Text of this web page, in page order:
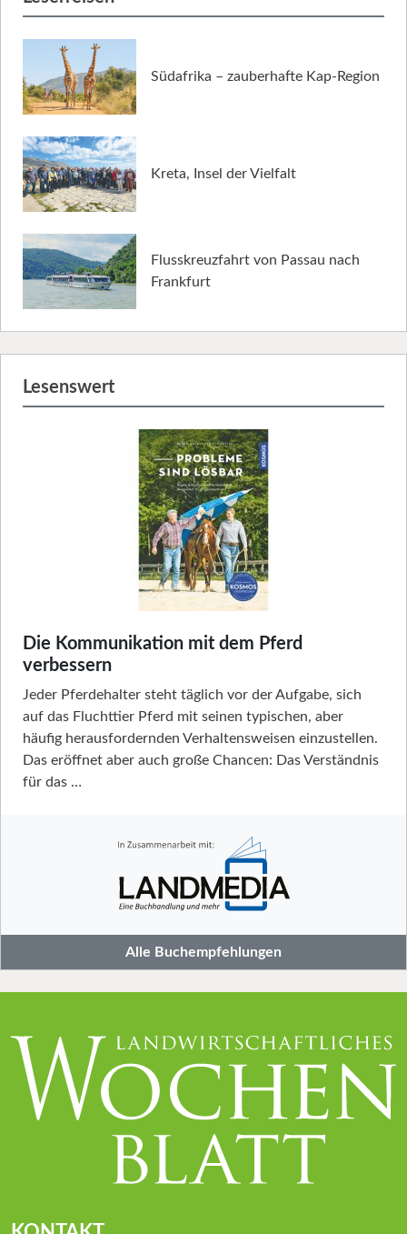
Südafrika – zauberhafte Kap-Region
Kreta, Insel der Vielfalt
Flusskreuzfahrt von Passau nach
Frankfurt
Lesenswert
Die Kommunikation mit dem Pferd
verbessern
Jeder Pferdehalter steht täglich vor der Aufgabe, sich
auf das Fluchttier Pferd mit seinen typischen, aber
häufig herausfordernden Verhaltensweisen einzustellen.
Das eröffnet aber auch große Chancen: Das Verständnis
für das …
Alle Buchempfehlungen